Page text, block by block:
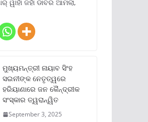
ୱାହାଁ ଜହାଁ ଡାବର ଆମଲା,
ମୁଖ୍ୟମନ୍ତ୍ରୀ ନାୟାବ ସିଂହ
ସଇନୀଙ୍କ ନେତୃତ୍ୱରେ
ହରିୟାଣାରେ ଜନ କୈନ୍ଦ୍ରୀକ
ସଂସ୍କାର ତ୍ୱରାନ୍ୱିତ
September 3, 2025